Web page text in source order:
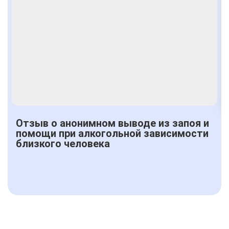
Отзыв о анонимном выводе из запоя и
помощи при алкогольной зависимости
близкого человека